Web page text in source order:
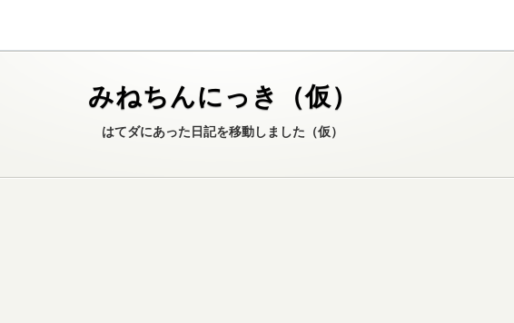
みねちんにっき（仮）
はてダにあった日記を移動しました（仮）